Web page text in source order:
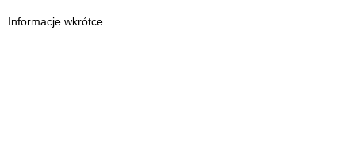
Informacje wkrótce